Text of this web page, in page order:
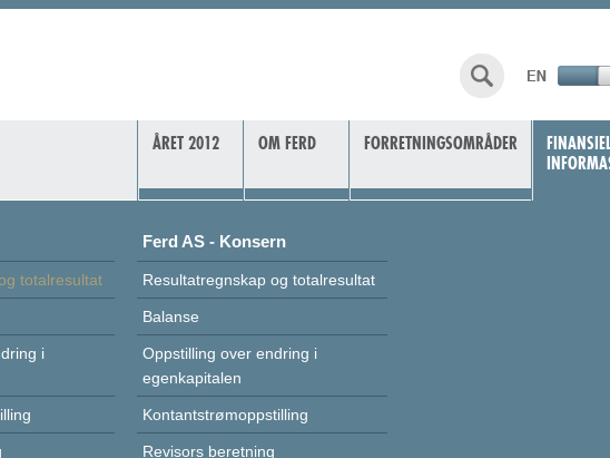
ÅRET 2012 OM FERD FORRETNINGSOMRÅDER
totalresultat
i
Ferd AS - Konsern
Resultatregnskap og totalresultat
Balanse
Oppstilling over endring i
egenkapitalen
Kontantstrømoppstilling
Revisors beretning